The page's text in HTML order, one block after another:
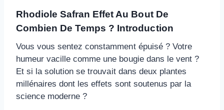
Rhodiole Safran Effet Au Bout De
Combien De Temps ? Introduction
Vous vous sentez constamment épuisé ? Votre
humeur vacille comme une bougie dans le vent ?
Et si la solution se trouvait dans deux plantes
millénaires dont les effets sont soutenus par la
science moderne ?